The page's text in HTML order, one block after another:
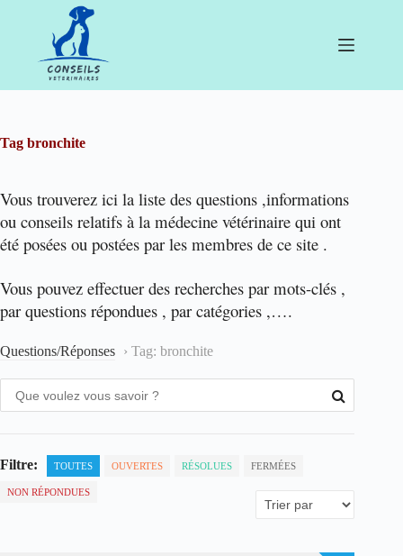
Tag bronchite
Vous trouverez ici la liste des questions ,informations
ou conseils relatifs à la médecine vétérinaire qui ont
été posées ou postées par les membres de ce site .
Vous pouvez effectuer des recherches par mots-clés ,
par questions répondues , par catégories ,….
Questions/Réponses › Tag: bronchite
Filtre: TOUTES OUVERTES RÉSOLUES FERMÉES
NON RÉPONDUES